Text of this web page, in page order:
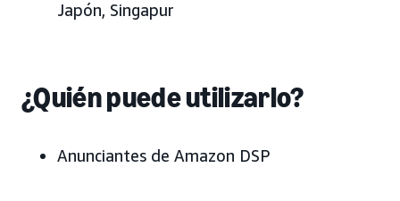
Japón, Singapur
¿Quién puede utilizarlo?
Anunciantes de Amazon DSP